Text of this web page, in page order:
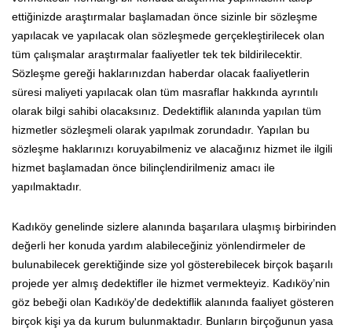
ettiğinizde araştırmalar başlamadan önce sizinle bir sözleşme
yapılacak ve yapılacak olan sözleşmede gerçekleştirilecek olan
tüm çalışmalar araştırmalar faaliyetler tek tek bildirilecektir.
Sözleşme gereği haklarınızdan haberdar olacak faaliyetlerin
süresi maliyeti yapılacak olan tüm masraflar hakkında ayrıntılı
olarak bilgi sahibi olacaksınız. Dedektiflik alanında yapılan tüm
hizmetler sözleşmeli olarak yapılmak zorundadır. Yapılan bu
sözleşme haklarınızı koruyabilmeniz ve alacağınız hizmet ile ilgili
hizmet başlamadan önce bilinçlendirilmeniz amacı ile
yapılmaktadır.
Kadıköy genelinde sizlere alanında başarılara ulaşmış birbirinden
değerli her konuda yardım alabileceğiniz yönlendirmeler de
bulunabilecek gerektiğinde size yol gösterebilecek birçok başarılı
projede yer almış dedektifler ile hizmet vermekteyiz. Kadıköy’nin
göz bebeği olan Kadıköy'de dedektiflik alanında faaliyet gösteren
birçok kişi ya da kurum bulunmaktadır. Bunların birçoğunun yasa